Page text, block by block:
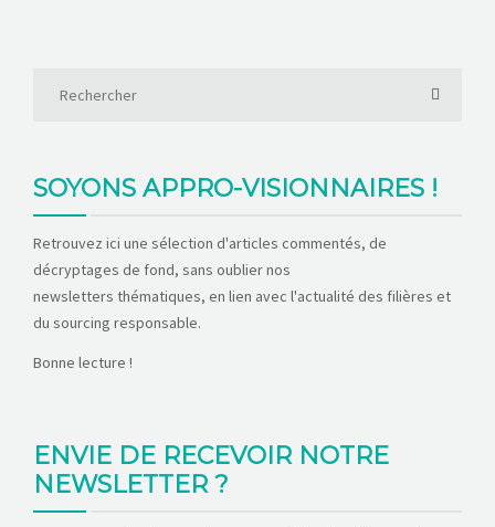
SOYONS APPRO-VISIONNAIRES !
Retrouvez ici une sélection d'articles commentés, de
décryptages de fond, sans oublier nos
newsletters thématiques, en lien avec l'actualité des filières et
du sourcing responsable.
Bonne lecture !
ENVIE DE RECEVOIR NOTRE
NEWSLETTER ?